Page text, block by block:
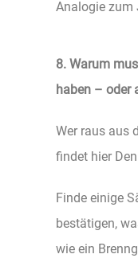
Analogie zum
8. Warum
haben – oder
Wer raus aus
findet hier
Finde einige
bestätigen,
wie ein